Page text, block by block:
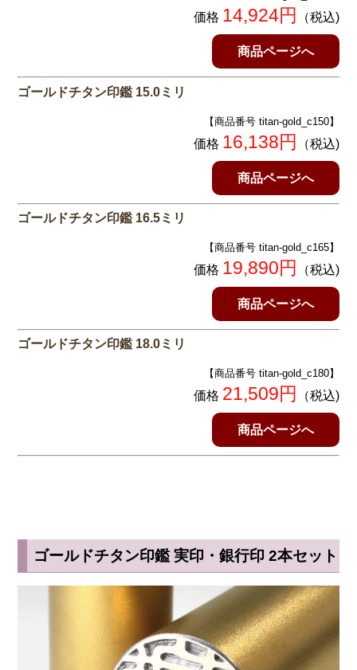
価格 14,924円 （税込)
商品ページへ
ゴールドチタン印鑑 15.0ミリ
【商品番号 titan-gold_c150】
価格 16,138円 （税込)
商品ページへ
ゴールドチタン印鑑 16.5ミリ
【商品番号 titan-gold_c165】
価格 19,890円 （税込)
商品ページへ
ゴールドチタン印鑑 18.0ミリ
【商品番号 titan-gold_c180】
価格 21,509円 （税込)
商品ページへ
ゴールドチタン印鑑 実印・銀行印 2本セット